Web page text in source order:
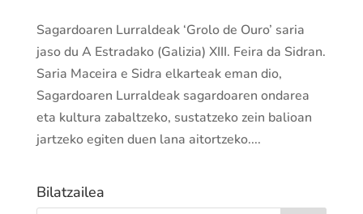
Sagardoaren Lurraldeak ‘Grolo de Ouro’ saria
jaso du A Estradako (Galizia) XIII. Feira da Sidran.
Saria Maceira e Sidra elkarteak eman dio,
Sagardoaren Lurraldeak sagardoaren ondarea
eta kultura zabaltzeko, sustatzeko zein balioan
jartzeko egiten duen lana aitortzeko....
Bilatzailea